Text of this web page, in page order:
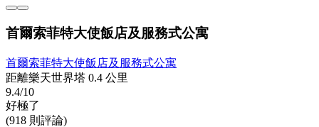
首爾索菲特大使飯店及服務式公寓
首爾索菲特大使飯店及服務式公寓
距離樂天世界塔 0.4 公里
9.4/10
好極了
(918 則評論)